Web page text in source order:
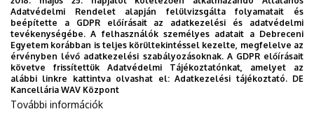
Studies, Turku (Finnország)
University of Tartu, Hungarológiai Tanszék,
Tartu (Észtország)
University of Skopje, Institut of Ethnology and
Antropology (Észak-Macedónia)
Adatvédelmi Rendelet alapján felülvizsgálta folyamatait és
beépítette a GDPR előírásait az adatkezelési és adatvédelmi
tevékenységébe. A felhasználók személyes adatait a Debreceni
Egyetem korábban is teljes körültekintéssel kezelte, megfelelve az
érvényben lévő adatkezelési szabályozásoknak. A GDPR előírásait
követve frissítettük Adatvédelmi Tájékoztatónkat, amelyet az
alábbi linkre kattintva olvashat el:Adatkezelési tájékoztató. DE
Kancellária WAV Központ
További információk